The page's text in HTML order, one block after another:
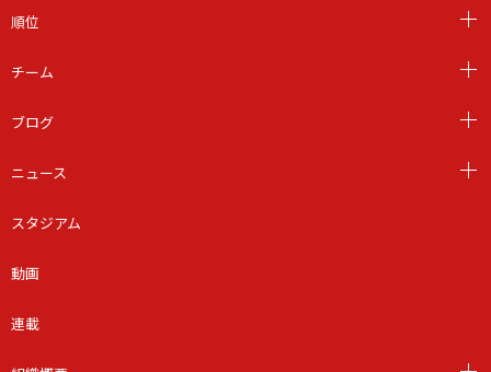
順位
チーム
ブログ
ニュース
スタジアム
動画
連載